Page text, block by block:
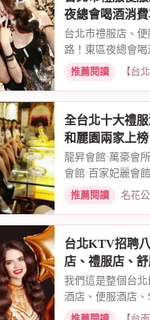
夜總會喝酒消
優惠
台北市禮服店、
路！東區夜總會喝
惠。專業幹部安排
推薦閱讀 【台北酒店消費
全台北十大禮
和麗園兩家上
龍昇會館·萬豪會
會館·百家妃麗會館
南麗緻會館·金荷會
推薦閱讀 名花公
台北KTV招聘
店、禮服店、
薪
我們這是整個台
酒店、便服酒店、
廳、鋼琴酒吧、